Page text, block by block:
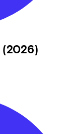
(2026)